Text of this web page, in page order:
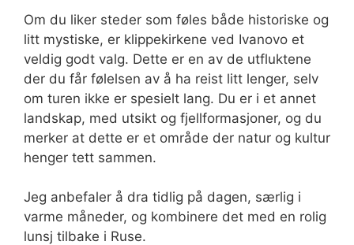
Om du liker steder som føles både historiske og
litt mystiske, er klippekirkene ved Ivanovo et
veldig godt valg. Dette er en av de utfluktene
der du får følelsen av å ha reist litt lenger, selv
om turen ikke er spesielt lang. Du er i et annet
landskap, med utsikt og fjellformasjoner, og du
merker at dette er et område der natur og kultur
henger tett sammen.
Jeg anbefaler å dra tidlig på dagen, særlig i
varme måneder, og kombinere det med en rolig
lunsj tilbake i Ruse.